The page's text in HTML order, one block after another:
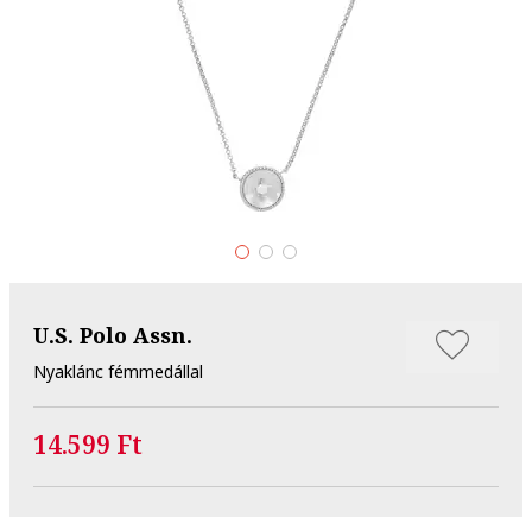
U.S. Polo Assn.
Nyaklánc fémmedállal
14.599 Ft